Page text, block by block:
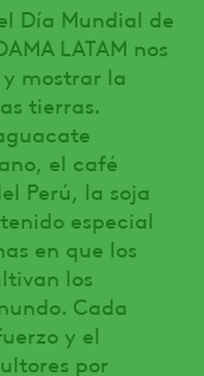
Día Mundial de
LATAM nos
mostrar la
tierras.
el café
Perú, la soja
especial
en que los
los
Cada
y el
por